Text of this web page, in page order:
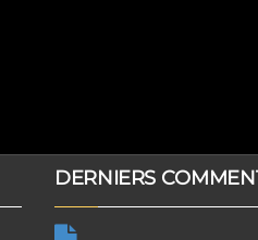
DERNIERS